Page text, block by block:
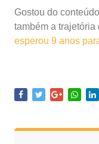
Gostou do
também a trajetória
esperou 9 anos